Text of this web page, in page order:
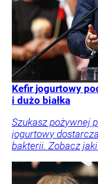
Kefir jogurtowy
i dużo białka
Szukasz pożywnej
jogurtowy
bakterii. Zobacz